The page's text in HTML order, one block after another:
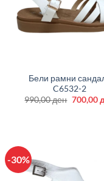
Бели рамни
C6532-2
990,00ден Original
price
700,00
-30%